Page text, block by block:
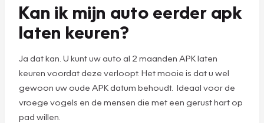
Kan ik mijn auto eerder apk
laten keuren?
Ja dat kan. U kunt uw auto al 2 maanden APK laten
keuren voordat deze verloopt. Het mooie is dat u wel
gewoon uw oude APK datum behoudt. Ideaal voor de
vroege vogels en de mensen die met een gerust hart op
pad willen.